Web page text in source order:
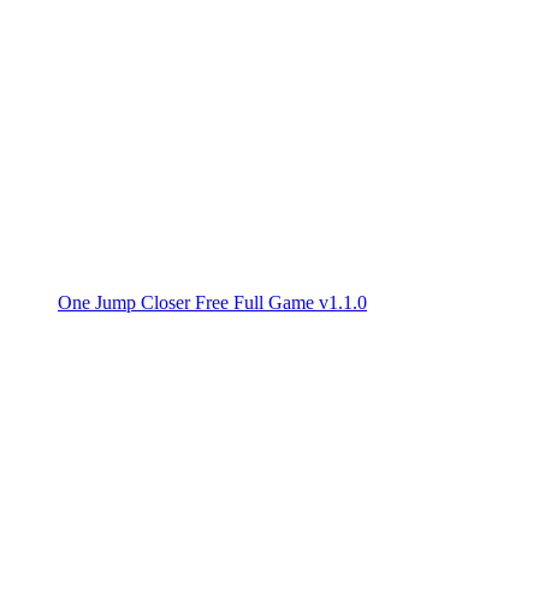
One Jump Closer Free Full Game v1.1.0